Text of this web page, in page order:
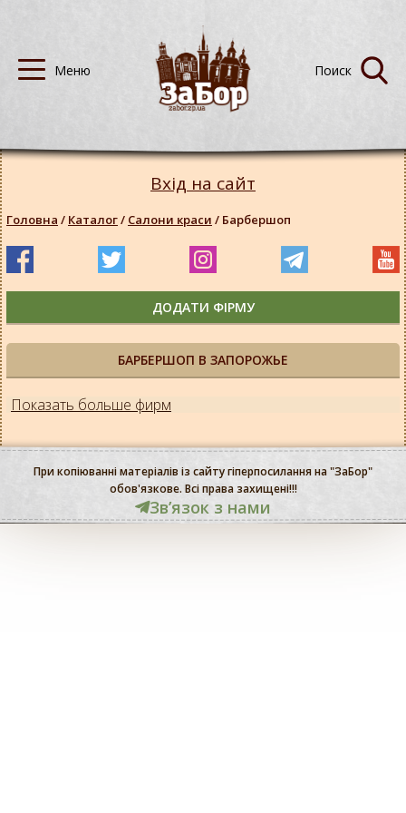
БАРБЕРШОП В ЗАПОРОЖЬЕ
Показать больше фирм
Вхід на сайт
Головна / Каталог/ Салони краси / Барбершоп
ДОДАТИ ФІРМУ
При копіюванні матеріалів із сайту гіперпосилання на "ЗаБор"
обов'язкове. Всі права захищені!!!
Звʼязок з нами